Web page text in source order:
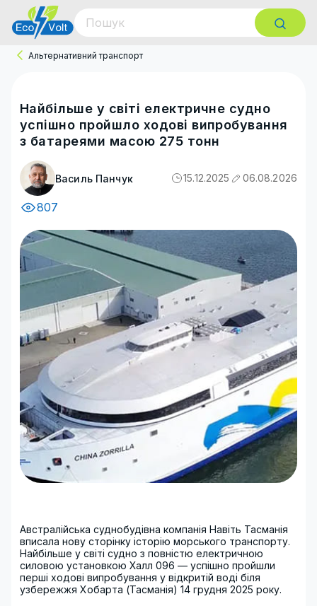
Альтернативний транспорт
Найбільше у світі електричне судно
успішно пройшло ходові випробування
з батареями масою 275 тонн
Василь Панчук 15.12.2025 06.08.2026
807
Австралійська суднобудівна компанія Навіть Тасманія
вписала нову сторінку історію морського транспорту.
Найбільше у світі судно з повністю електричною
силовою установкою Халл 096 — успішно пройшли
перші ходові випробування у відкритій воді біля
узбережжя Хобарта (Тасманія) 14 грудня 2025 року.